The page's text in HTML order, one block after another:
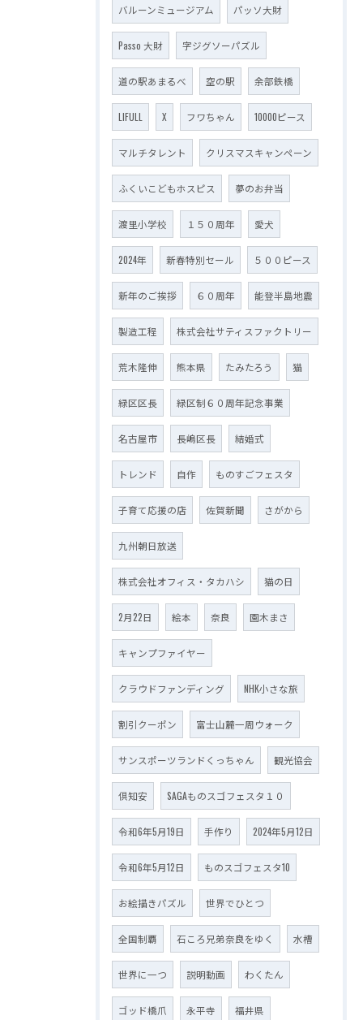
バルーンミュージアム パッソ大財
Passo 大財 字ジグソーパズル
道の駅あまるべ 空の駅 余部鉄橋
LIFULL X フワちゃん 10000ピース
マルチタレント クリスマスキャンペーン
ふくいこどもホスピス 夢のお弁当
渡里小学校 １５０周年 愛犬
2024年 新春特別セール ５００ピース
新年のご挨拶 ６０周年 能登半島地震
製造工程 株式会社サティスファクトリー
荒木隆伸 熊本県 たみたろう 猫
緑区区長 緑区制６０周年記念事業
名古屋市 長嶋区長 結婚式
トレンド 自作 ものすごフェスタ
子育て応援の店 佐賀新聞 さがから
九州朝日放送
株式会社オフィス・タカハシ 猫の日
2月22日 絵本 奈良 園木まさ
キャンプファイヤー
クラウドファンディング NHK小さな旅
割引クーポン 富士山麓一周ウォーク
サンスポーツランドくっちゃん 観光協会
倶知安 SAGAものスゴフェスタ１０
令和6年5月19日 手作り 2024年5月12日
令和6年5月12日 ものスゴフェスタ10
お絵描きパズル 世界でひとつ
全国制覇 石ころ兄弟奈良をゆく 水槽
世界に一つ 説明動画 わくたん
ゴッド橋爪 永平寺 福井県